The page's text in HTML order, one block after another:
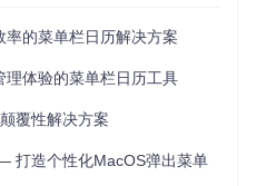
菜单栏工具或者想要在Mac平
器，或者是任何需要以菜单栏
的菜单栏日历解决方案
理体验的菜单栏日历工具
覆性解决方案
打造个性化MacOS弹出菜单